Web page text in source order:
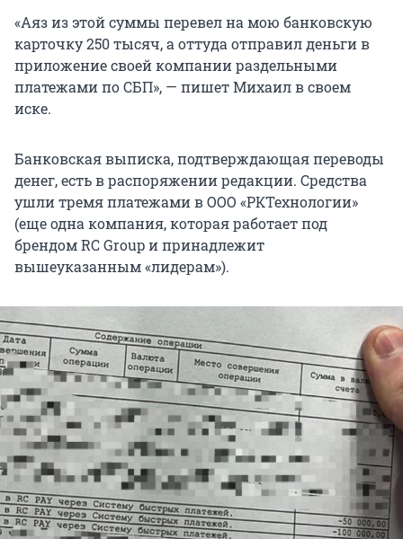
«Аяз из этой суммы перевел на мою банковскую
карточку 250 тысяч, а оттуда отправил деньги в
приложение своей компании раздельными
платежами по СБП», — пишет Михаил в своем
иске.
Банковская выписка, подтверждающая переводы
денег, есть в распоряжении редакции. Средства
ушли тремя платежами в ООО «РКТехнологии»
(еще одна компания, которая работает под
брендом RC Group и принадлежит
вышеуказанным «лидерам»).